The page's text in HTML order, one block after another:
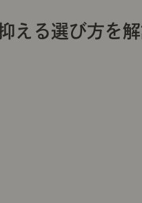
える選び方を